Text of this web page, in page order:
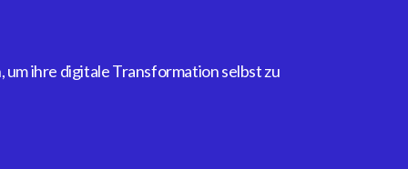
ihre digitale Transformation selbst zu